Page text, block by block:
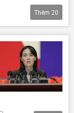
Thêm 20